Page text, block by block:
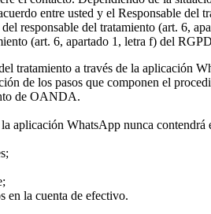
entre usted y el Responsable
responsable del tratamiento (art. 6,
(art. 6, apartado 1, letra f) del
tratamiento a través de la aplicación
de los pasos que componen el
de OANDA.
aplicación WhatsApp nunca
en la cuenta de efectivo.